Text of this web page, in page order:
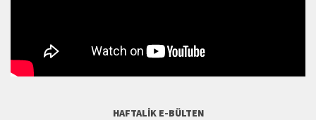
HAFTALIK E-BÜLTEN